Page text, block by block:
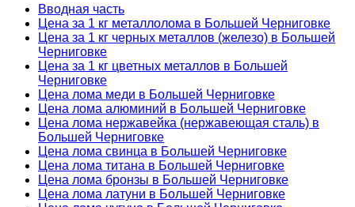
Вводная часть
Цена за 1 кг металлолома в Большей Черниговке
Цена за 1 кг черных металлов (железо) в Большей
Черниговке
Цена за 1 кг цветных металлов в Большей
Черниговке
Цена лома меди в Большей Черниговке
Цена лома алюминий в Большей Черниговке
Цена лома нержавейка (нержавеющая сталь) в
Большей Черниговке
Цена лома свинца в Большей Черниговке
Цена лома титана в Большей Черниговке
Цена лома бронзы в Большей Черниговке
Цена лома латуни в Большей Черниговке